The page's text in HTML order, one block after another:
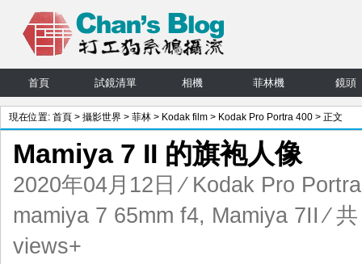
首頁 試鏡清單 相機 菲林機 鏡頭
現在位置: 首頁 > 攝影世界 > 菲林 > Kodak film > Kodak Pro Portra 400 > 正文
Mamiya 7 II 的旗袍人像
2020年04月12日 ⁄ Kodak Pro
mamiya 7 65mm f4, Mamiya 7II⁄
views+